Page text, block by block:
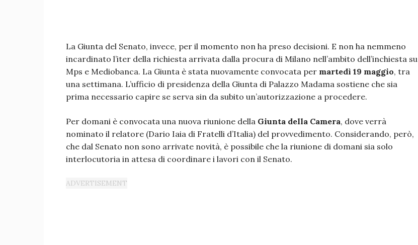
La Giunta del Senato, invece, per il momento non ha preso decisioni. E non ha nemmeno
incardinato l’iter della richiesta arrivata dalla procura di Milano nell’ambito dell’inchiesta su
Mps e Mediobanca. La Giunta è stata nuovamente convocata per martedì 19 maggio, tra
una settimana. L’ufficio di presidenza della Giunta di Palazzo Madama sostiene che sia
prima necessario capire se serva sin da subito un’autorizzazione a procedere.
Per domani è convocata una nuova riunione della Giunta della Camera, dove verrà
nominato il relatore (Dario Iaia di Fratelli d’Italia) del provvedimento. Considerando, però,
che dal Senato non sono arrivate novità, è possibile che la riunione di domani sia solo
interlocutoria in attesa di coordinare i lavori con il Senato.